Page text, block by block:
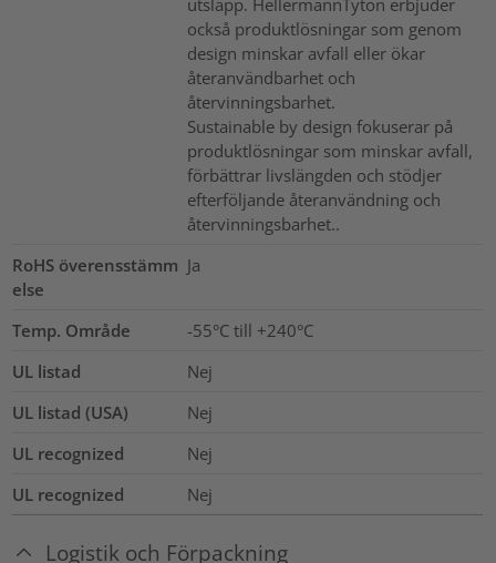
utsläpp. HellermannTyton erbjuder
också produktlösningar som genom
design minskar avfall eller ökar
återanvändbarhet och
återvinningsbarhet.
Sustainable by design fokuserar på
produktlösningar som minskar avfall,
förbättrar livslängden och stödjer
efterföljande återanvändning och
återvinningsbarhet..
RoHS överensstämm
else
Ja
Temp. Område
-55°C till +240°C
UL listad
Nej
UL listad (USA)
Nej
UL recognized
Nej
UL recognized
Nej
Logistik och Förpackning